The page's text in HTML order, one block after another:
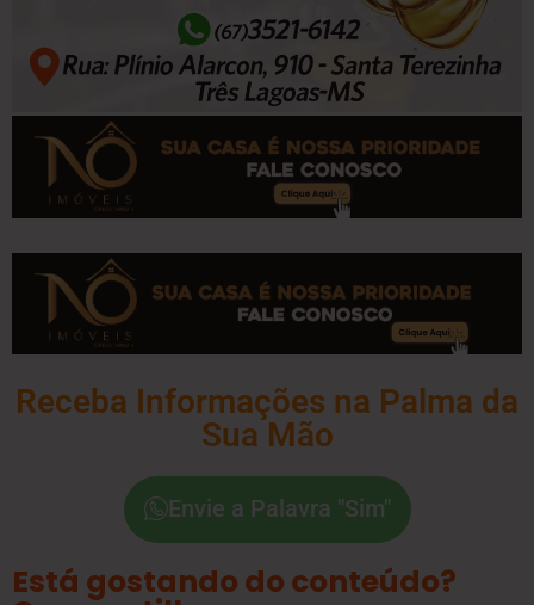
Receba Informações na Palma da
Sua Mão
Envie a Palavra "Sim"
Está gostando do conteúdo?